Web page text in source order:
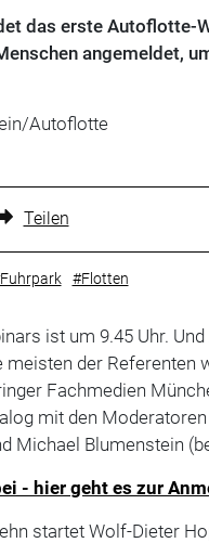
das erste Autoflotte-
angemeldet,
Autoflotte
Teilen
#Flotten
ist um 9.45 Uhr.
meisten der Referenten
Fachmedien
mit den
Michael Blumenstein
- hier geht es zur
startet Wolf-Dieter